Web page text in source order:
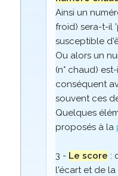
Ainsi un
froid) sera-t-il
susceptible
Ou alors un
(n° chaud)
conséquent
souvent ces
Quelques
proposés à la
3 - Le score :
l'écart et de la